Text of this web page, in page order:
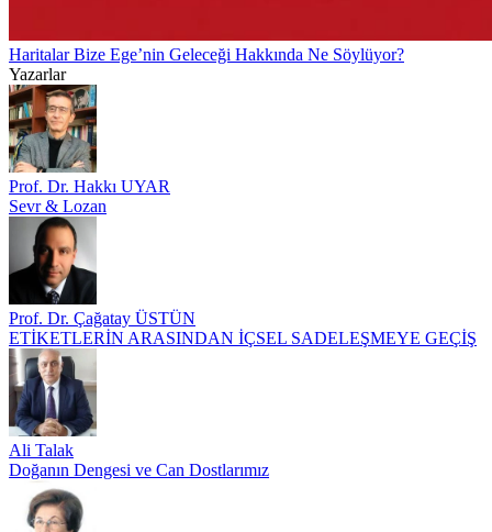
Haritalar Bize Ege’nin Geleceği Hakkında Ne Söylüyor?
Yazarlar
Prof. Dr. Hakkı UYAR
Sevr & Lozan
Prof. Dr. Çağatay ÜSTÜN
ETİKETLERİN ARASINDAN İÇSEL SADELEŞMEYE GEÇİŞ
Ali Talak
Doğanın Dengesi ve Can Dostlarımız